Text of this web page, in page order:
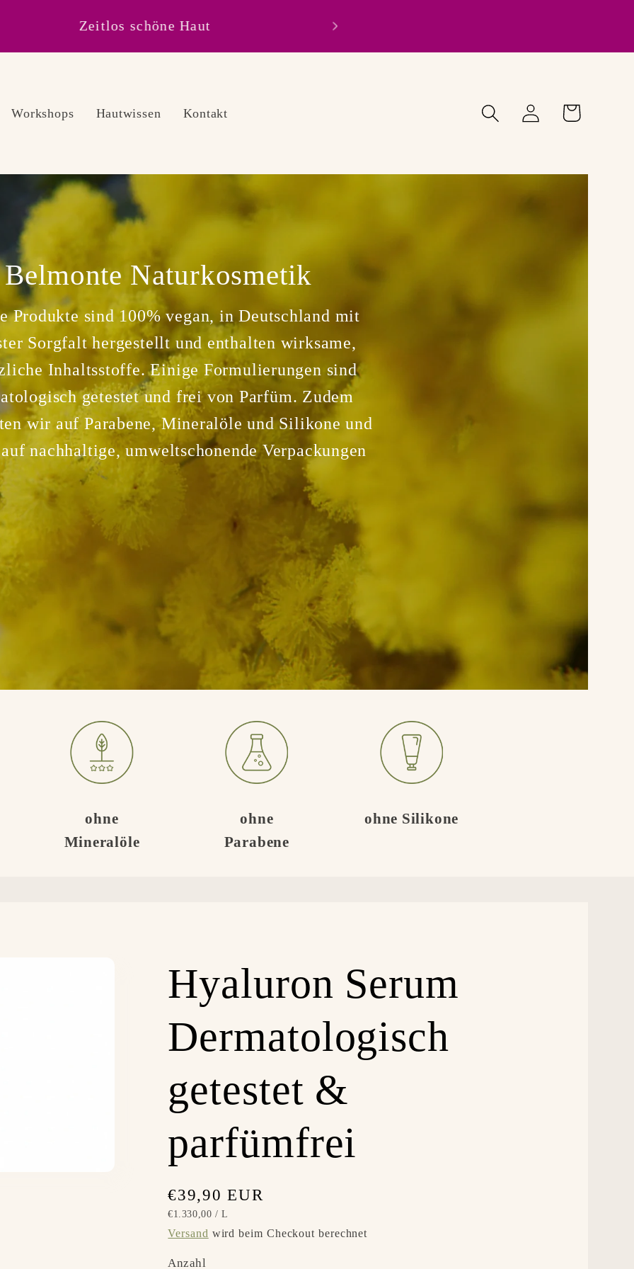
Bestellungen ab 70€ innerhalb Deutschland
versandkostenfrei
Workshops Hautwissen Kontakt EinloggenWarenkorb
Belmonte Naturkosmetik
Produkte sind 100% vegan, in Deutschland mit
Sorgfalt hergestellt und enthalten wirksame,
Inhaltsstoffe. Einige Formulierungen sind
getestet und frei von Parfüm. Zudem
wir auf Parabene, Mineralöle und Silikone und
nachhaltige, umweltschonende Verpackungen
ohne
Mineralöle
ohne
Parabene
ohne Silikone
Hyaluron Serum
Dermatologisch
getestet &
parfümfrei
Normaler
Preis
€39,90 EUR
STÜCKPREIS
€1.330,00 / PRO
L
Versand wird beim Checkout berechnet
Anzahl